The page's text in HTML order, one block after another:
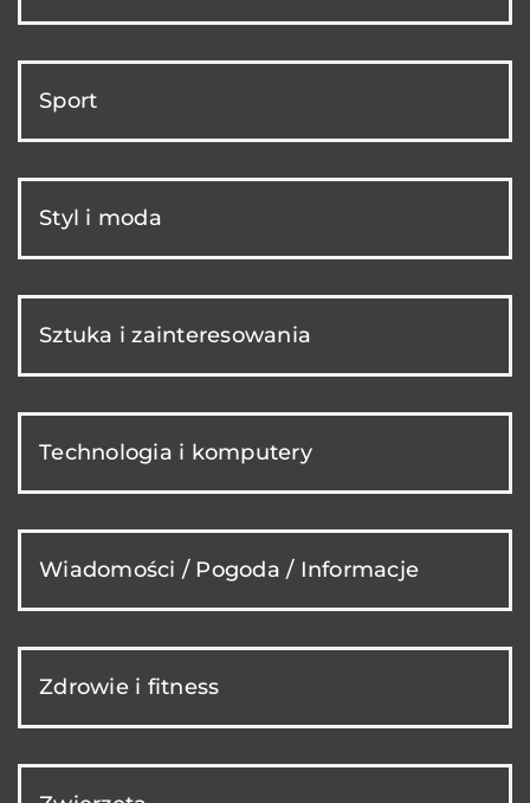
Sport
Styl i moda
Sztuka i zainteresowania
Technologia i komputery
Wiadomości / Pogoda / Informacje
Zdrowie i fitness